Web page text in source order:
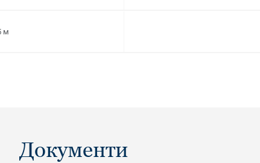
м
Документи